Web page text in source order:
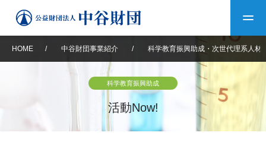
中谷財団について
HOME / 中谷財団事業紹介 / 科学教育振興助成・次世代理系人材
科学教育振興助成
活動Now!